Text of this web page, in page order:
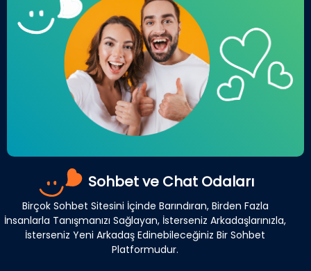
Sohbet ve Chat Odaları
Birçok Sohbet Sitesini İçinde Barındıran, Birden Fazla
İnsanlarla Tanışmanızı Sağlayan, İsterseniz Arkadaşlarınızla,
İsterseniz Yeni Arkadaş Edinebileceğiniz Bir Sohbet
Platformudur.